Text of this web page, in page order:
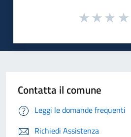
Contatta il comune
Leggi le domande frequenti
Richiedi Assistenza